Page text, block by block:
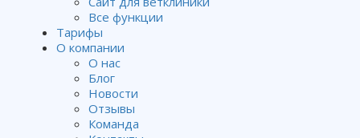
Все функции
Тарифы
О компании
О нас
Блог
Новости
Отзывы
Команда
+ 7 (495) 204-35-84
Написать в чат